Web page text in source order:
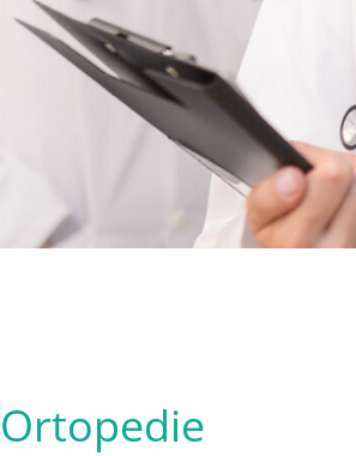
Ortopedie